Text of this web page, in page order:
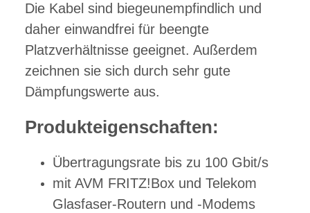
Die Kabel sind biegeunempfindlich und
daher einwandfrei für beengte
Platzverhältnisse geeignet. Außerdem
zeichnen sie sich durch sehr gute
Dämpfungswerte aus.
Produkteigenschaften:
Übertragungsrate bis zu 100 Gbit/s
mit AVM FRITZ!Box und Telekom
Glasfaser-Routern und -Modems